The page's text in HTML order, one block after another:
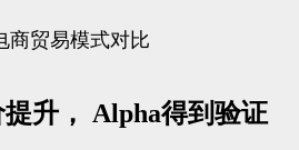
商贸易模式对比
升， Alpha得到验证